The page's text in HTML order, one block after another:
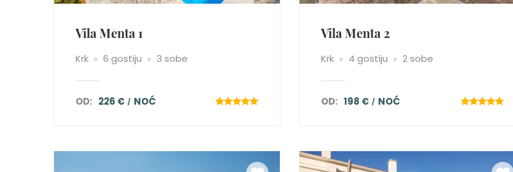
Vila Menta 1
Krk 6 gostiju 3 sobe
OD: 226 € NOĆ
Vila Menta 2
Krk 4 gostiju 2 sobe
OD: 198 € NOĆ